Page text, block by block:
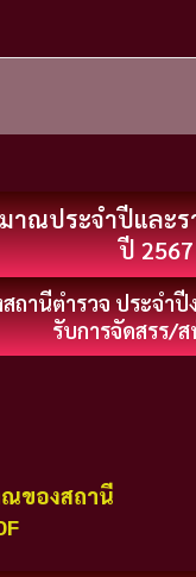
าณประจำปีและ
ปี 2567
ถานีตำรวจ ประจำ
รับการจัดสรร/
ของสถานี